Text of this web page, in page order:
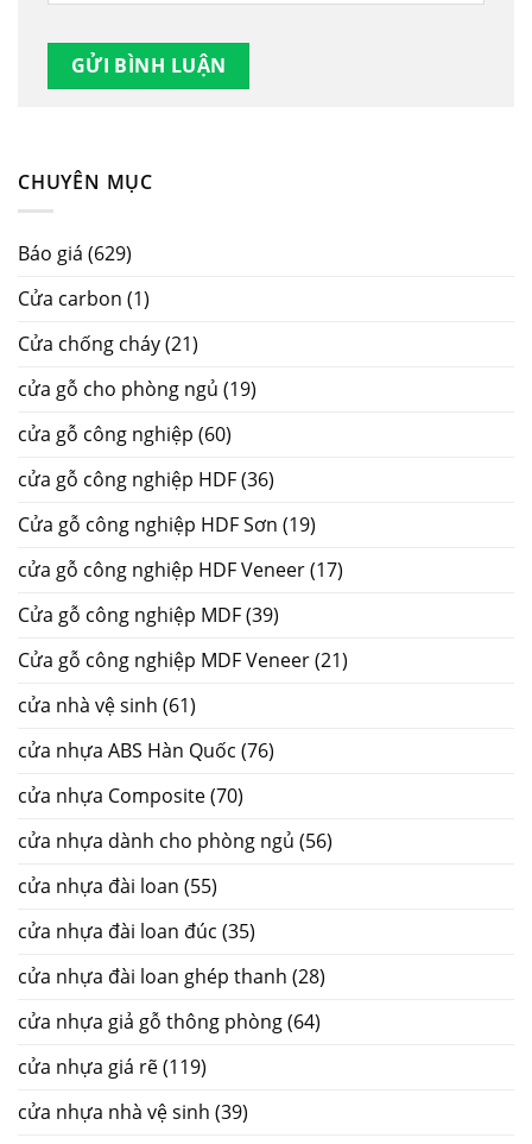
CHUYÊN MỤC
Báo giá (629)
Cửa carbon (1)
Cửa chống cháy(21)
cửa gỗ cho phòng ngủ (19)
cửa gỗ công nghiệp (60)
cửa gỗ công nghiệp HDF(36)
Cửa gỗ công nghiệp HDF Sơn (19)
cửa gỗ công nghiệp HDF Veneer(17)
Cửa gỗ công nghiệp MDF(39)
Cửa gỗ công nghiệp MDF Veneer(21)
cửa nhà vệ sinh (61)
cửa nhựa ABS Hàn Quốc (76)
cửa nhựa Composite(70)
cửa nhựa dành cho phòng ngủ (56)
cửa nhựa đài loan (55)
cửa nhựa đài loan đúc (35)
cửa nhựa đài loan ghép thanh (28)
cửa nhựa giả gỗ thông phòng(64)
cửa nhựa giá rẽ(119)
cửa nhựa nhà vệ sinh (39)